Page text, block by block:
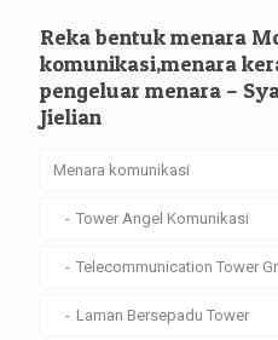
Reka bentuk menara
komunikasi,menara
pengeluar menara –
Jielian
Menara komunikasi
Tower Angel Komunikasi
Telecommunication Tower
Laman Bersepadu Tower